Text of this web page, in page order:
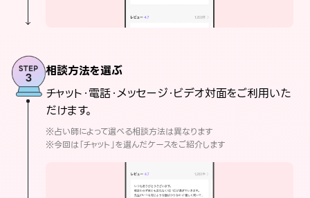
相談方法を選ぶ
チャット・電話・メッセージ・ビデオ対面をご利用いた
だけます。
※占い師によって選べる相談方法は異なります
※今回は「チャット」を選んだケースをご紹介します